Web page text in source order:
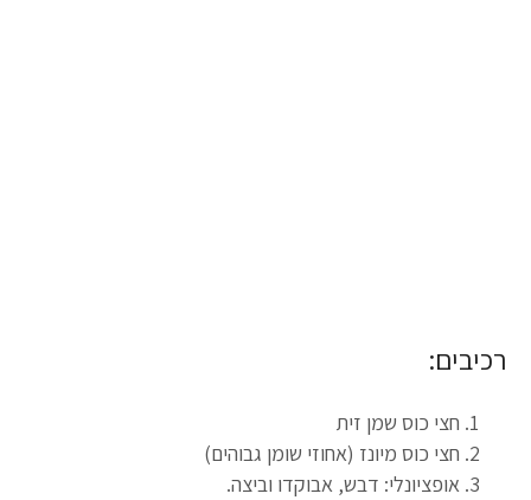
רכיבים:
חצי כוס שמן זית
חצי כוס מיונז (אחוזי שומן גבוהים)
אופציונלי: דבש, אבוקדו וביצה.